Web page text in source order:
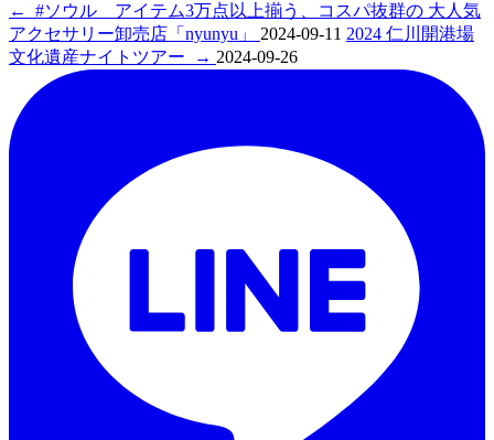
←
#ソウル アイテム3万点以上揃う、コスパ抜群の 大人気
アクセサリー卸売店「nyunyu」 2024-09-11 2024 仁川開港場
文化遺産ナイトツアー
→ 2024-09-26